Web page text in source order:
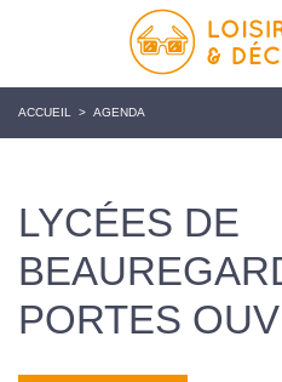
ACCUEIL > AGENDA
LYCÉES DE
PORTES